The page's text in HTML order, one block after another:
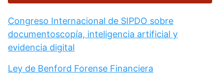
Congreso Internacional de SIPDO sobre
documentoscopía, inteligencia artificial y
evidencia digital
Ley de Benford Forense Financiera